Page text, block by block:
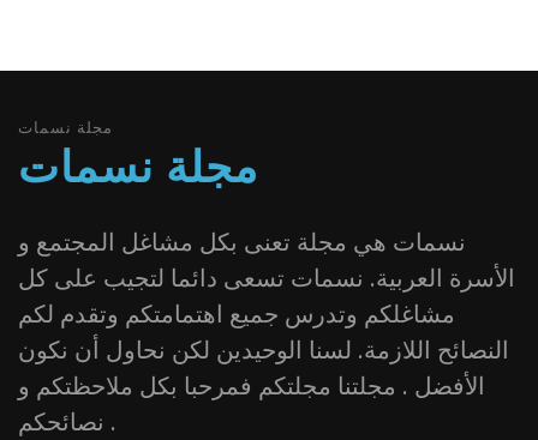
مجلة نسمات
مجلة نسمات
نسمات هي مجلة تعنى بكل مشاغل المجتمع و
الأسرة العربية. نسمات تسعى دائما لتجيب على كل
مشاغلكم وتدرس جميع اهتمامتكم وتقدم لكم
النصائح اللازمة. لسنا الوحيدين لكن نحاول أن نكون
الأفضل . مجلتنا مجلتكم فمرحبا بكل ملاحظتكم و
نصائحكم .